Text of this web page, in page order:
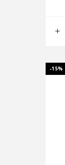
-15%